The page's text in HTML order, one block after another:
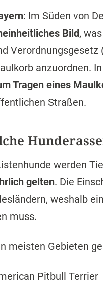
: Im Süden von
Bild,
Verordnungsgesetz
anzuordnen.
Tragen eines
Straßen.
werden
gelten. Die
weshalb
muss.
meisten Gebieten
Pitbull Terrier